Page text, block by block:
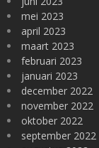
mei 2023
april 2023
maart 2023
februari 2023
januari 2023
december 2022
november 2022
oktober 2022
september 2022